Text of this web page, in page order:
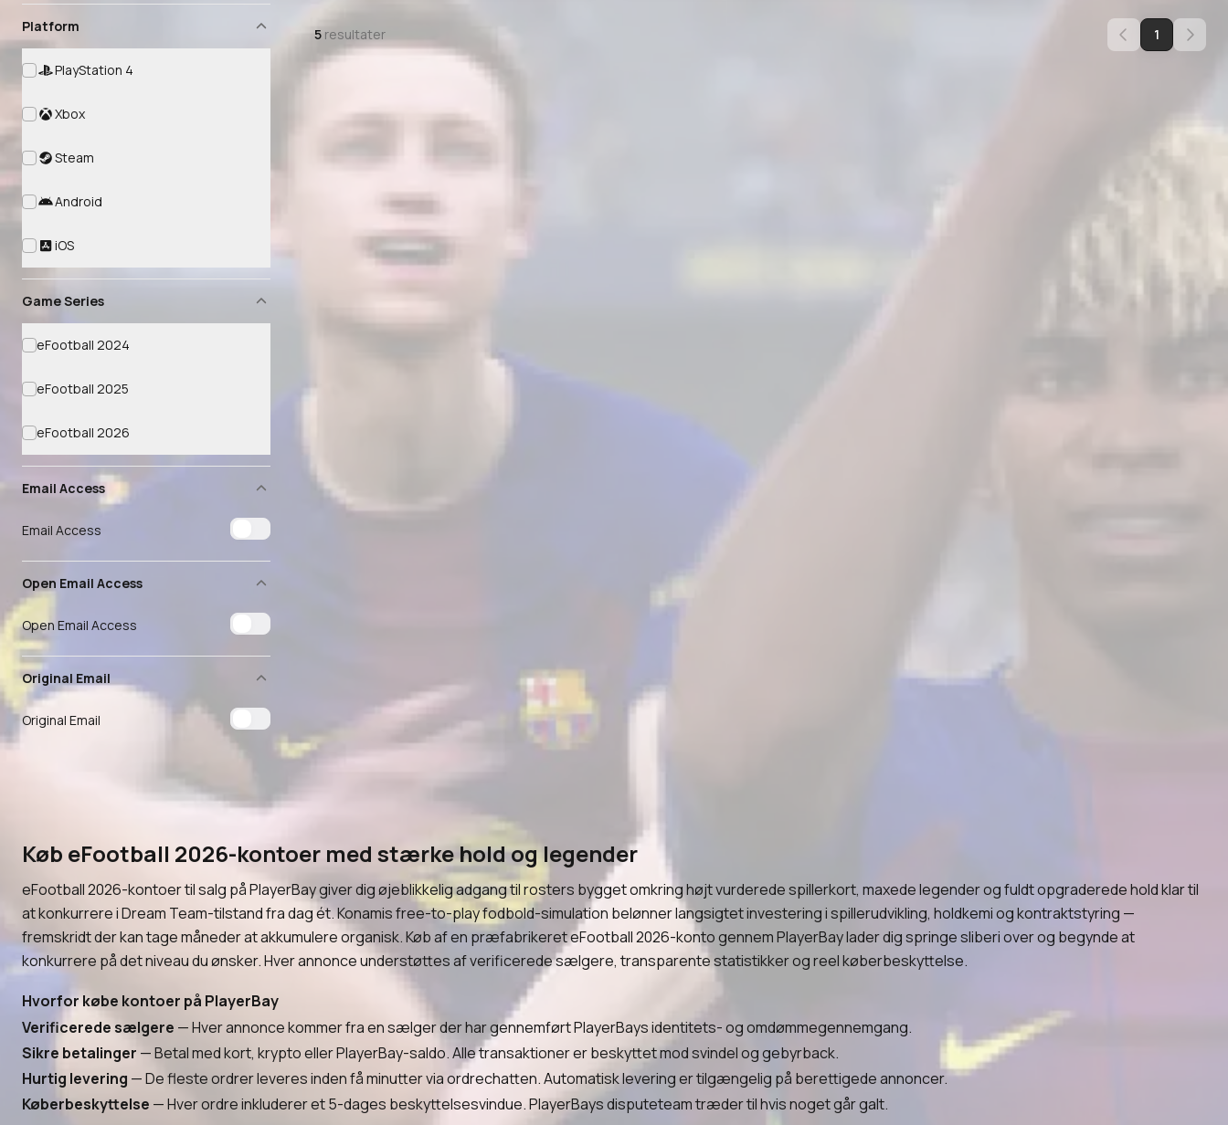
Platform
PlayStation 4
Xbox
Steam
Android
iOS
Game Series
eFootball 2024
eFootball 2025
eFootball 2026
Email Access
Email Access
Open Email Access
Open Email Access
Original Email
Original Email
5 resultater 1
Køb eFootball 2026-kontoer med stærke hold og legender
eFootball 2026-kontoer til salg på PlayerBay giver dig øjeblikkelig adgang til rosters bygget omkring højt vurderede spillerkort, maxede legender og fuldt opgraderede hold klar til
at konkurrere i Dream Team-tilstand fra dag ét. Konamis free-to-play fodbold-simulation belønner langsigtet investering i spillerudvikling, holdkemi og kontraktstyring —
fremskridt der kan tage måneder at akkumulere organisk. Køb af en præfabrikeret eFootball 2026-konto gennem PlayerBay lader dig springe sliberi over og begynde at
konkurrere på det niveau du ønsker. Hver annonce understøttes af verificerede sælgere, transparente statistikker og reel køberbeskyttelse.
Hvorfor købe kontoer på PlayerBay
Verificerede sælgere — Hver annonce kommer fra en sælger der har gennemført PlayerBays identitets- og omdømmegennemgang.
Sikre betalinger — Betal med kort, krypto eller PlayerBay-saldo. Alle transaktioner er beskyttet mod svindel og gebyrback.
Hurtig levering — De fleste ordrer leveres inden få minutter via ordrechatten. Automatisk levering er tilgængelig på berettigede annoncer.
Køberbeskyttelse — Hver ordre inkluderer et 5-dages beskyttelsesvindue. PlayerBays disputeteam træder til hvis noget går galt.